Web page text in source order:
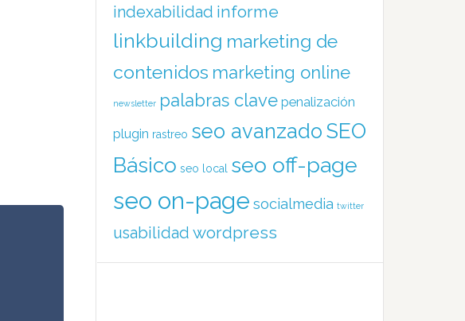
indexabilidad informe
linkbuilding marketing de
contenidos marketing online
newsletter palabras clave penalización
plugin rastreo seo avanzado SEO
Básico seo local seo off-page
seo on-page socialmedia twitter
usabilidad wordpress